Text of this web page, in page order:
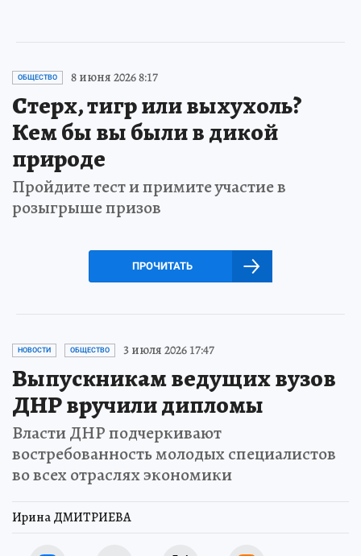
ОБЩЕСТВО 8 июня 2026 8:17
Стерх, тигр или выхухоль?
Кем бы вы были в дикой
природе
Пройдите тест и примите участие в
розыгрыше призов
ПРОЧИТАТЬ
НОВОСТИ ОБЩЕСТВО 3 июля 2026 17:47
Выпускникам ведущих вузов
ДНР вручили дипломы
Власти ДНР подчеркивают
востребованность молодых специалистов
во всех отраслях экономики
Ирина ДМИТРИЕВА